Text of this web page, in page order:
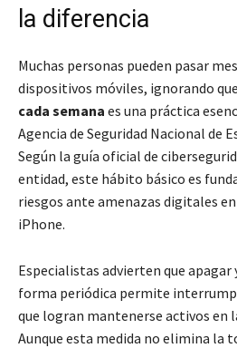
la diferencia
Muchas personas pueden pasar
dispositivos móviles, ignorando que
cada semana es una práctica
Agencia de Seguridad Nacional de
Según la guía oficial de
entidad, este hábito básico es
riesgos ante amenazas digitales
iPhone.
Especialistas advierten que apagar
forma periódica permite
que logran mantenerse activos en
Aunque esta medida no elimina la